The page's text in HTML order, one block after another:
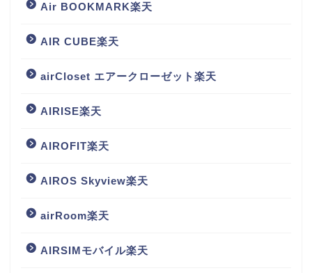
Air BOOKMARK楽天
AIR CUBE楽天
airCloset エアークローゼット楽天
AIRISE楽天
AIROFIT楽天
AIROS Skyview楽天
airRoom楽天
AIRSIMモバイル楽天